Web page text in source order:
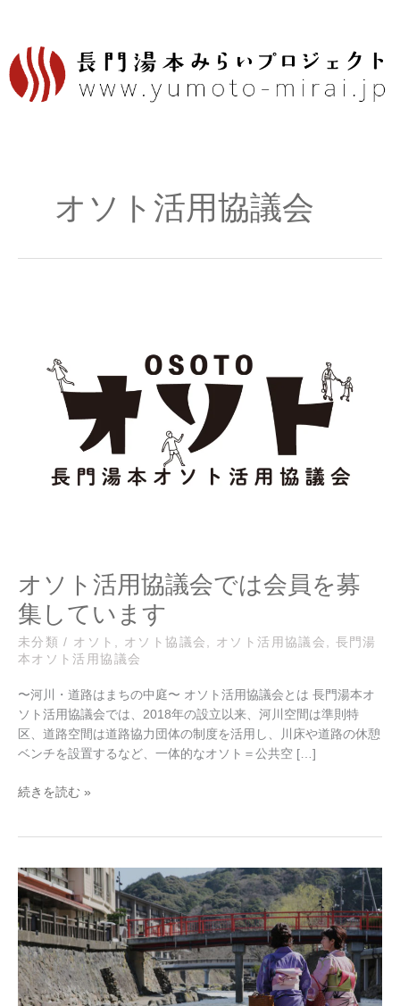
容
を
オソト活用協議会
オソト活用協議会では会員を募
集しています
未分類 / オソト オソト協議会 オソト活用協議会
長門湯
本オソト活用協議会
〜河川・道路はまちの中庭〜 オソト活用協議会とは 長門湯本オ
ソト活用協議会では、2018年の設立以来、河川空間は準則特
区、道路空間は道路協力団体の制度を活用し、川床や道路の休憩
ベンチを設置するなど、一体的なオソト＝公共空 […]
し
て
ま
続きを読む »
長
門
湯
本
EVENT：
長
門